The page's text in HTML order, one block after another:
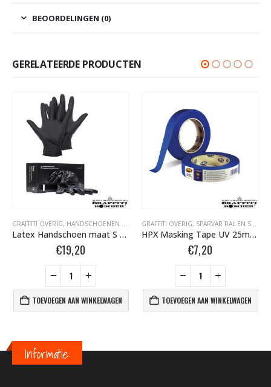
BEOORDELINGEN (0)
GERELATEERDE PRODUCTEN
, TAPE- EN AFDEKMATERIALEN
GRAFFITI OVERIG, HANDSCHOENEN BOMBER.NL ,LATEX BOMBER.NL
Latex Handschoen maat S 100st 226960 OP VOORRAAD
€19,20
TOEVOEGEN AAN WINKELWAGEN
GRAFFITI OVERIG, SPARVAR RAL EN SPECIALE SPRAY
HPX Masking Tape UV 25mm MU2550
€7,20
TOEVOEGEN AAN WINKELWAGEN
Informatie: